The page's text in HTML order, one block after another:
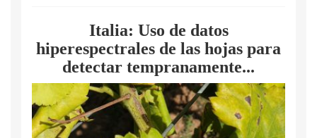
Italia: Uso de datos
hiperespectrales de las hojas para
detectar tempranamente...